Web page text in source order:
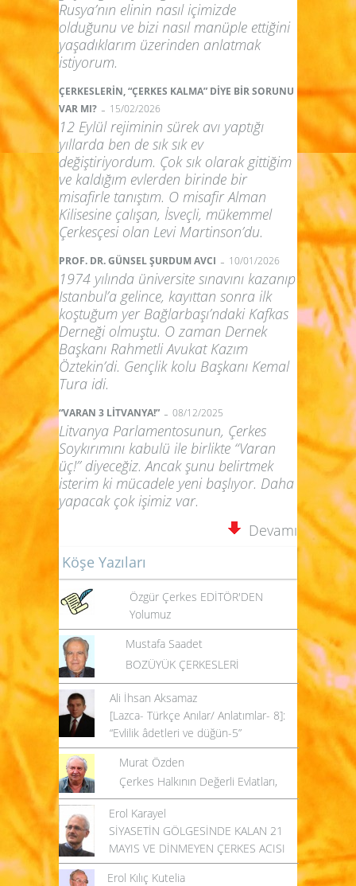
Rusya’nın elinin nasıl içimizde
olduğunu ve bizi nasıl manüple ettiğini
yaşadıklarım üzerinden anlatmak
istiyorum.
ÇERKESLERİN, “ÇERKES KALMA” DİYE BİR SORUNU
VAR MI? - 15/02/2026
12 Eylül rejiminin sürek avı yaptığı
yıllarda ben de sık sık ev
değiştiriyordum. Çok sık olarak gittiğim
ve kaldığım evlerden birinde bir
misafirle tanıştım. O misafir Alman
Kilisesine çalışan, İsveçli, mükemmel
Çerkesçesi olan Levi Martinson’du.
PROF. DR. GÜNSEL ŞURDUM AVCI - 10/01/2026
1974 yılında üniversite sınavını kazanıp
Istanbul’a gelince, kayıttan sonra ilk
koştuğum yer Bağlarbaşı’ndaki Kafkas
Derneği olmuştu. O zaman Dernek
Başkanı Rahmetli Avukat Kazım
Öztekin’di. Gençlik kolu Başkanı Kemal
Tura idi.
“VARAN 3 LİTVANYA!” - 08/12/2025
Litvanya Parlamentosunun, Çerkes
Soykırımını kabulü ile birlikte “Varan
üç!” diyeceğiz. Ancak şunu belirtmek
isterim ki mücadele yeni başlıyor. Daha
yapacak çok işimiz var.
Devamı
Köşe Yazıları
Özgür Çerkes EDİTÖR'DEN
Yolumuz
Mustafa Saadet
BOZÜYÜK ÇERKESLERİ
Ali İhsan Aksamaz
[Lazca- Türkçe Anılar/ Anlatımlar- 8]:
“Evlilik âdetleri ve düğün-5”
Murat Özden
Çerkes Halkının Değerli Evlatları,
Erol Karayel
SİYASETİN GÖLGESİNDE KALAN 21
MAYIS VE DİNMEYEN ÇERKES ACISI
Erol Kılıç Kutelia